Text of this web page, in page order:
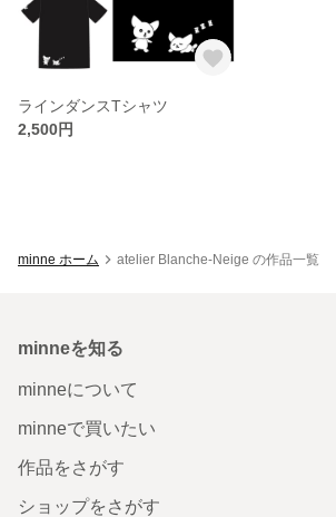
ラインダンスTシャツ
2,500円
minne ホーム atelier Blanche-Neige の作品一覧
minneを知る
minneについて
minneで買いたい
作品をさがす
ショップをさがす